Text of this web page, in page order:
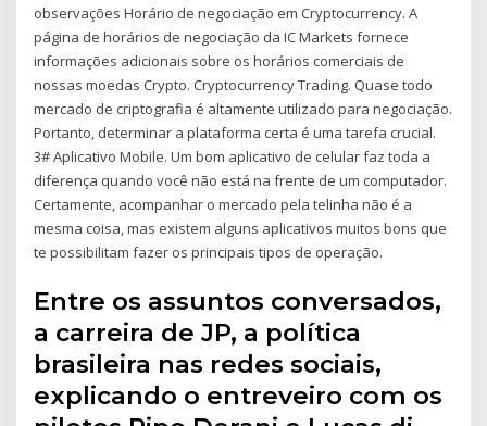
observações Horário de negociação em Cryptocurrency. A
página de horários de negociação da IC Markets fornece
informações adicionais sobre os horários comerciais de
nossas moedas Crypto. Cryptocurrency Trading. Quase todo
mercado de criptografia é altamente utilizado para negociação.
Portanto, determinar a plataforma certa é uma tarefa crucial.
3# Aplicativo Mobile. Um bom aplicativo de celular faz toda a
diferença quando você não está na frente de um computador.
Certamente, acompanhar o mercado pela telinha não é a
mesma coisa, mas existem alguns aplicativos muitos bons que
te possibilitam fazer os principais tipos de operação.
Entre os assuntos conversados,
a carreira de JP, a política
brasileira nas redes sociais,
explicando o entreveiro com os